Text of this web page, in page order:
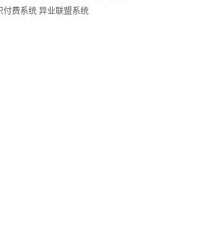
付费系统 异业联盟系统